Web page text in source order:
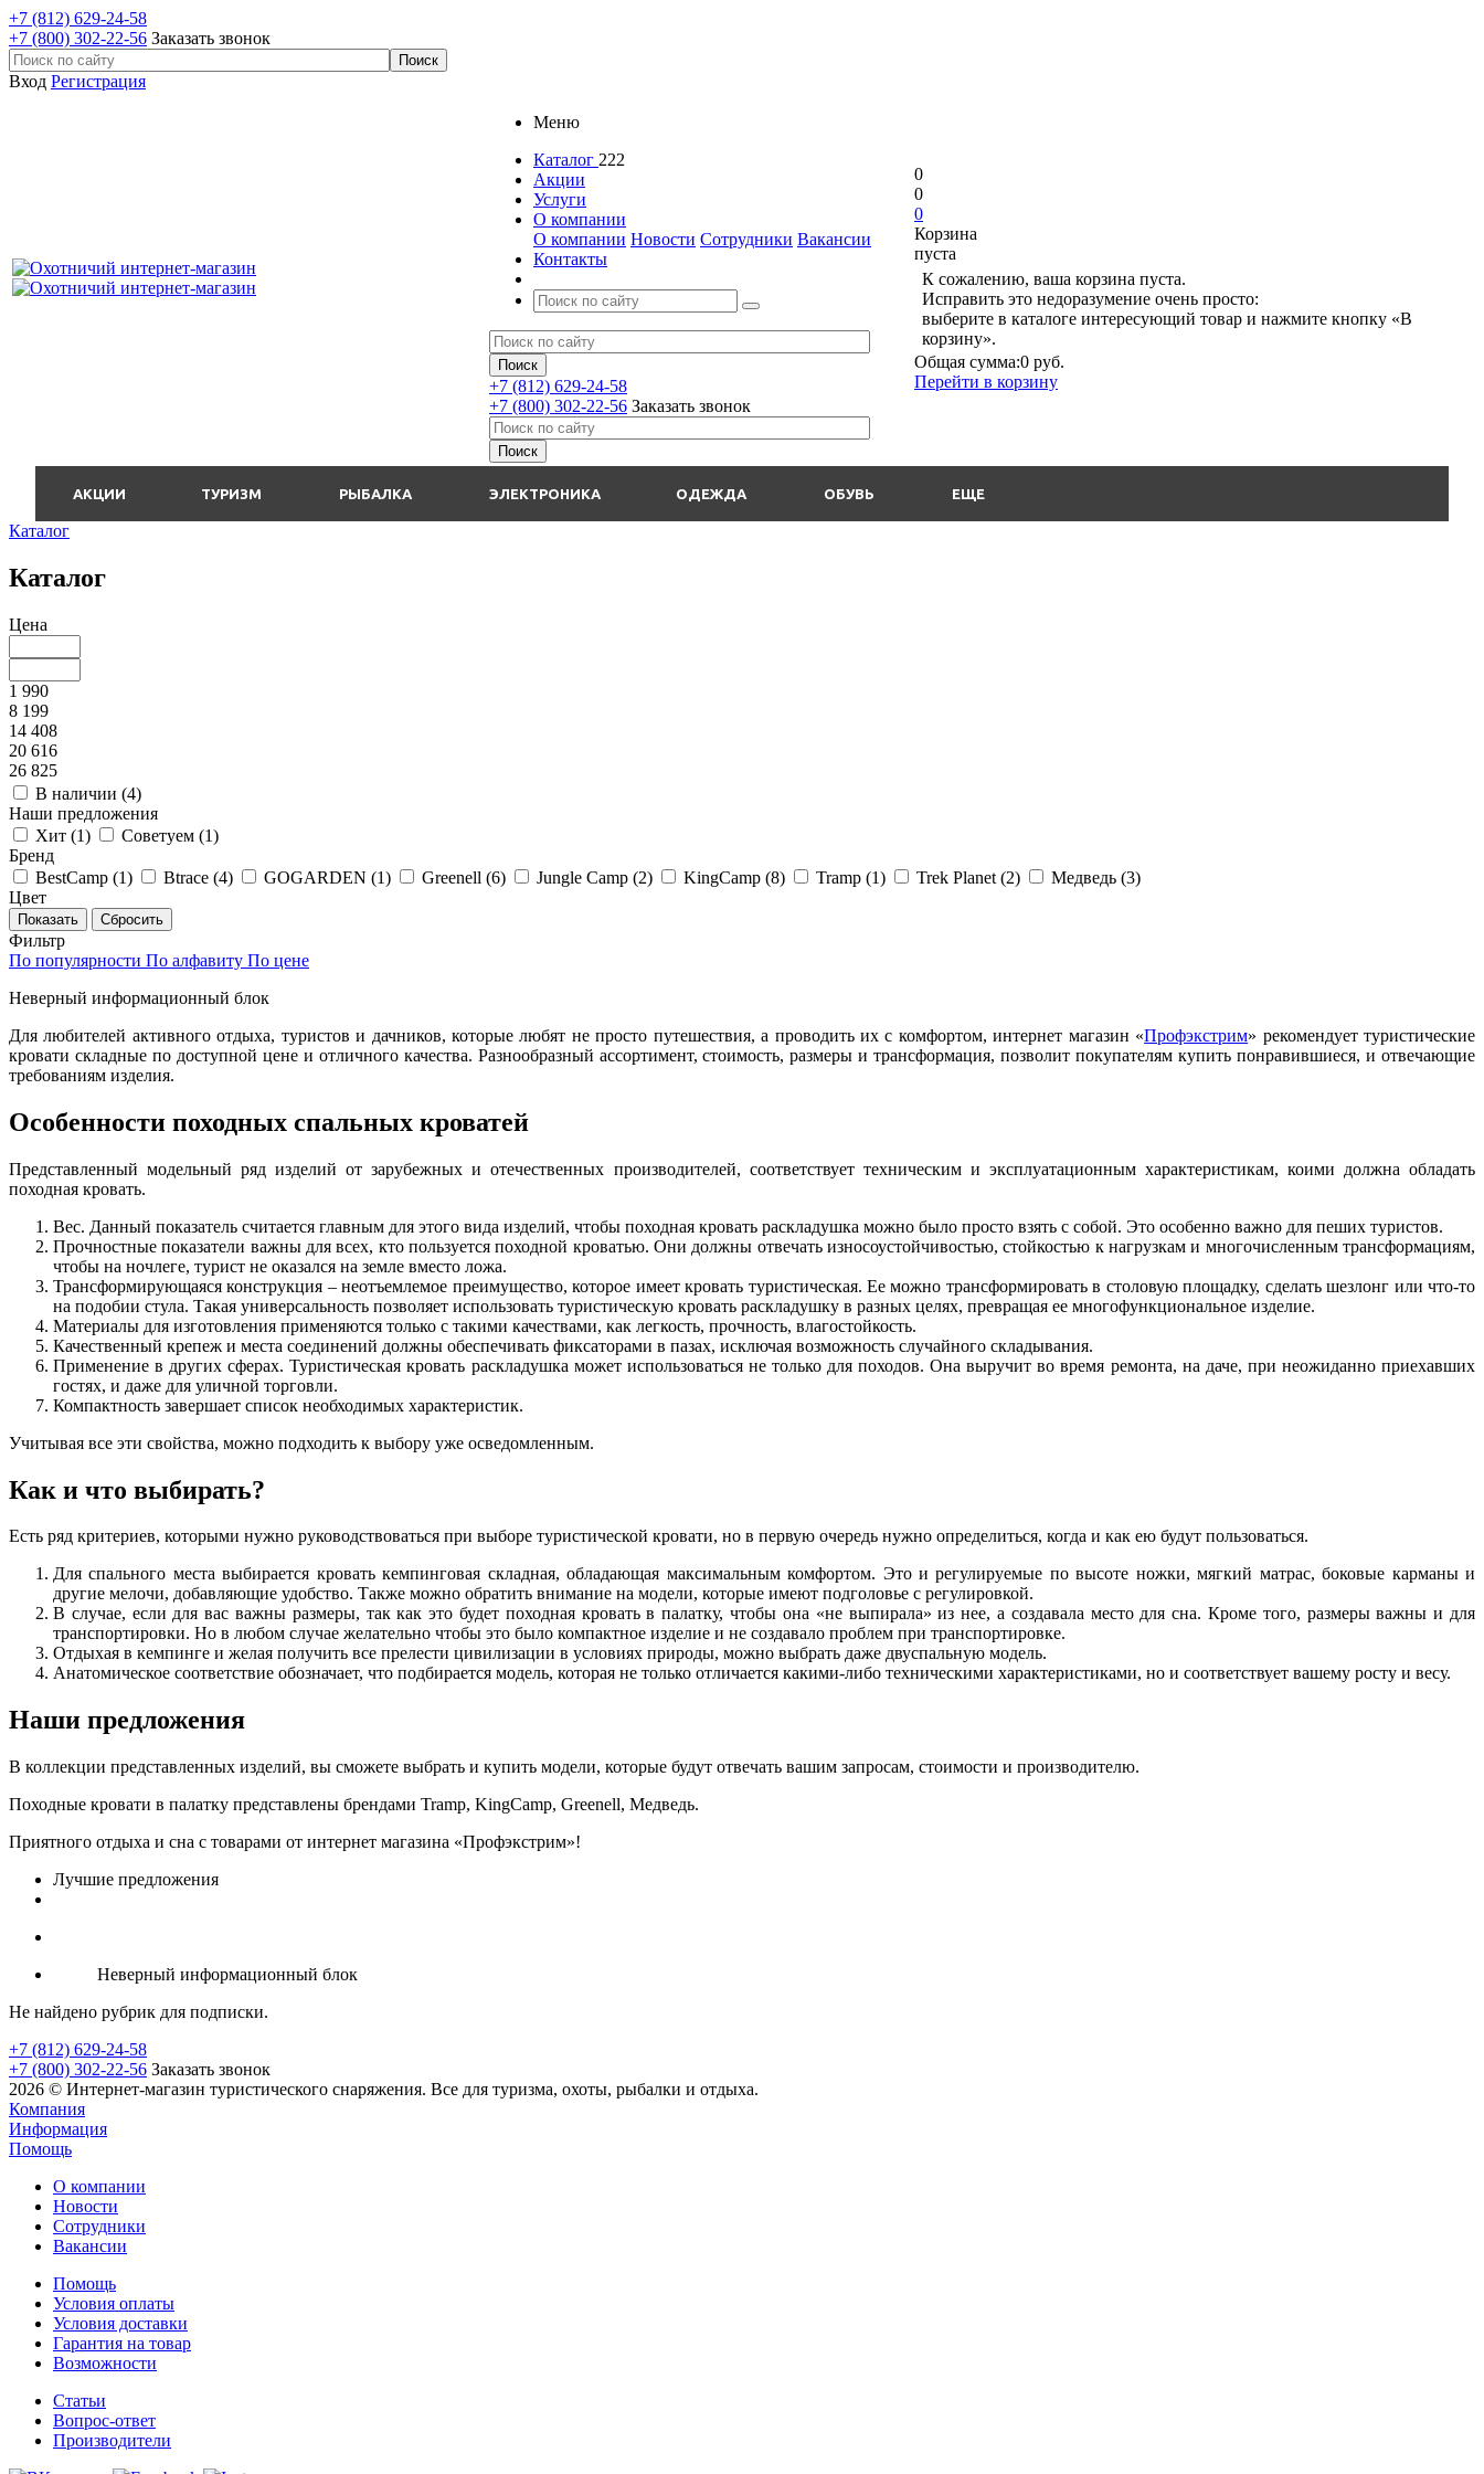
+7 (812) 629-24-58
+7 (800) 302-22-56 Заказать звонок
Вход Регистрация
Меню
Каталог 222
Акции
Услуги
О компании
О компании Новости Сотрудники Вакансии
Контакты
+7 (812) 629-24-58
+7 (800) 302-22-56 Заказать звонок
0
0
0
Корзина
пуста
К сожалению, ваша корзина пуста.
Исправить это недоразумение очень просто:
выберите в каталоге интересующий товар и нажмите кнопку «В
корзину».
Общая сумма:0 руб.
Перейти в корзину
АКЦИИ ТУРИЗМ РЫБАЛКА ЭЛЕКТРОНИКА ОДЕЖДА ОБУВЬ ЕЩЕ
Каталог
Каталог
Цена
1 990
8 199
14 408
20 616
26 825
В наличии (4)
Наши предложения
Хит (1) Советуем (1)
Бренд
BestCamp (1) Btrace (4) GOGARDEN (1) Greenell (6) Jungle Camp (2) KingCamp (8) Tramp (1) Trek Planet (2) Медведь (3)
Цвет
Фильтр
По популярности По алфавиту По цене
Неверный информационный блок
Для любителей активного отдыха, туристов и дачников, которые любят не просто путешествия, а проводить их с комфортом, интернет магазин «Профэкстрим» рекомендует туристические
кровати складные по доступной цене и отличного качества. Разнообразный ассортимент, стоимость, размеры и трансформация, позволит покупателям купить понравившиеся, и отвечающие
требованиям изделия.
Особенности походных спальных кроватей
Представленный модельный ряд изделий от зарубежных и отечественных производителей, соответствует техническим и эксплуатационным характеристикам, коими должна обладать
походная кровать.
Вес. Данный показатель считается главным для этого вида изделий, чтобы походная кровать раскладушка можно было просто взять с собой. Это особенно важно для пеших туристов.
Прочностные показатели важны для всех, кто пользуется походной кроватью. Они должны отвечать износоустойчивостью, стойкостью к нагрузкам и многочисленным трансформациям,
чтобы на ночлеге, турист не оказался на земле вместо ложа.
Трансформирующаяся конструкция – неотъемлемое преимущество, которое имеет кровать туристическая. Ее можно трансформировать в столовую площадку, сделать шезлонг или что-то
на подобии стула. Такая универсальность позволяет использовать туристическую кровать раскладушку в разных целях, превращая ее многофункциональное изделие.
Материалы для изготовления применяются только с такими качествами, как легкость, прочность, влагостойкость.
Качественный крепеж и места соединений должны обеспечивать фиксаторами в пазах, исключая возможность случайного складывания.
Применение в других сферах. Туристическая кровать раскладушка может использоваться не только для походов. Она выручит во время ремонта, на даче, при неожиданно приехавших
гостях, и даже для уличной торговли.
Компактность завершает список необходимых характеристик.
Учитывая все эти свойства, можно подходить к выбору уже осведомленным.
Как и что выбирать?
Есть ряд критериев, которыми нужно руководствоваться при выборе туристической кровати, но в первую очередь нужно определиться, когда и как ею будут пользоваться.
Для спального места выбирается кровать кемпинговая складная, обладающая максимальным комфортом. Это и регулируемые по высоте ножки, мягкий матрас, боковые карманы и
другие мелочи, добавляющие удобство. Также можно обратить внимание на модели, которые имеют подголовье с регулировкой.
В случае, если для вас важны размеры, так как это будет походная кровать в палатку, чтобы она «не выпирала» из нее, а создавала место для сна. Кроме того, размеры важны и для
транспортировки. Но в любом случае желательно чтобы это было компактное изделие и не создавало проблем при транспортировке.
Отдыхая в кемпинге и желая получить все прелести цивилизации в условиях природы, можно выбрать даже двуспальную модель.
Анатомическое соответствие обозначает, что подбирается модель, которая не только отличается какими-либо техническими характеристиками, но и соответствует вашему росту и весу.
Наши предложения
В коллекции представленных изделий, вы сможете выбрать и купить модели, которые будут отвечать вашим запросам, стоимости и производителю.
Походные кровати в палатку представлены брендами Tramp, KingCamp, Greenell, Медведь.
Приятного отдыха и сна с товарами от интернет магазина «Профэкстрим»!
Лучшие предложения
Неверный информационный блок
Не найдено рубрик для подписки.
+7 (812) 629-24-58
+7 (800) 302-22-56 Заказать звонок
2026 © Интернет-магазин туристического снаряжения. Все для туризма, охоты, рыбалки и отдыха.
Компания
Информация
Помощь
О компании
Новости
Сотрудники
Вакансии
Помощь
Условия оплаты
Условия доставки
Гарантия на товар
Возможности
Статьи
Вопрос-ответ
Производители